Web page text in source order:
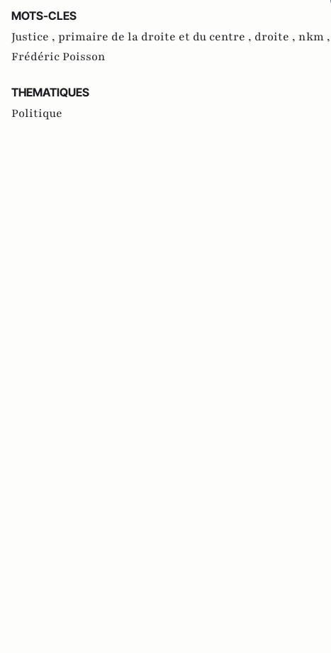
MOTS-CLES
Justice , primaire de la droite et du centre , droite , nkm ,
Frédéric Poisson
THEMATIQUES
Politique